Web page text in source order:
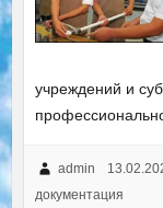
учреждений и
admin
документация